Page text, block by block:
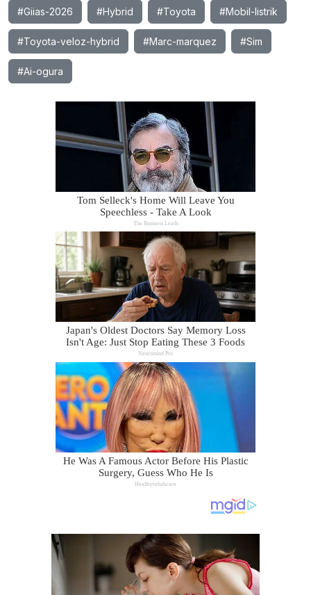
#Giias-2026 #Hybrid #Toyota #Mobil-listrik
#Toyota-veloz-hybrid #Marc-marquez #Sim
#Ai-ogura